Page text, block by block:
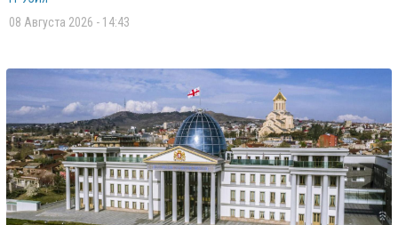
08 Августа 2026 - 14:43